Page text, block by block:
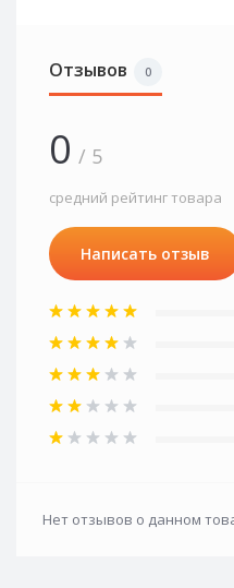
Отзывов 0
0 / 5
средний рейтинг товара
Написать отзыв
Нет отзывов о данном